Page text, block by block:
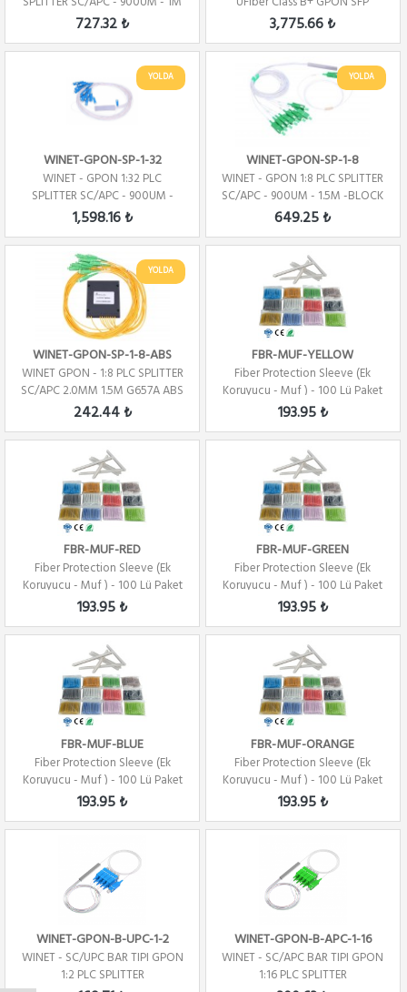
-BLOCK TYPE
727.32 ₺
Module 20KM
3,775.66 ₺
YOLDA
WINET-GPON-SP-1-32
WINET - GPON 1:32 PLC
SPLITTER SC/APC - 900UM -
1.5M
1,598.16 ₺
YOLDA
WINET-GPON-SP-1-8
WINET - GPON 1:8 PLC SPLITTER
SC/APC - 900UM - 1.5M -BLOCK
TYPE
649.25 ₺
YOLDA
WINET-GPON-SP-1-8-ABS
WINET GPON - 1:8 PLC SPLITTER
SC/APC 2.0MM 1.5M G657A ABS
242.44 ₺
FBR-MUF-YELLOW
Fiber Protection Sleeve (Ek
Koruyucu - Muf ) - 100 Lü Paket
- SARI
193.95 ₺
FBR-MUF-RED
Fiber Protection Sleeve (Ek
Koruyucu - Muf ) - 100 Lü Paket
- KIRM...
193.95 ₺
FBR-MUF-GREEN
Fiber Protection Sleeve (Ek
Koruyucu - Muf ) - 100 Lü Paket
- YEŞİ...
193.95 ₺
FBR-MUF-BLUE
Fiber Protection Sleeve (Ek
Koruyucu - Muf ) - 100 Lü Paket
- MAVİ
193.95 ₺
FBR-MUF-ORANGE
Fiber Protection Sleeve (Ek
Koruyucu - Muf ) - 100 Lü Paket
- TURU...
193.95 ₺
WINET-GPON-B-UPC-1-2
WINET - SC/UPC BAR TIPI GPON
1:2 PLC SPLITTER
WINET-GPON-B-APC-1-16
WINET - SC/APC BAR TIPI GPON
1:16 PLC SPLITTER